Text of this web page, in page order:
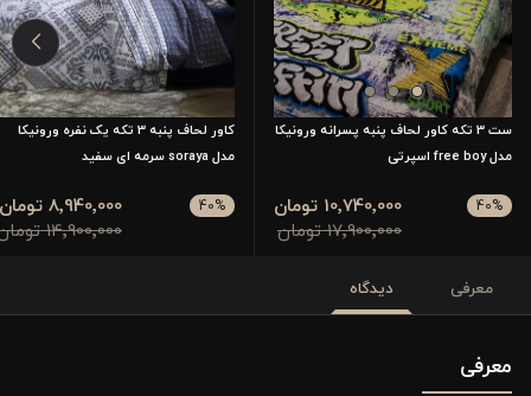
ست 3 تکه کاور لحاف پنبه پسرانه ورونیکا
مدل free boy اسپرتی
40%
17٬900٬000 تومان
10٬740٬000 تومان
کاور لحاف پنبه 3 تکه یک نفره ورونیکا
مدل soraya سرمه ای سفید
40%
14٬900٬000 تومان
8٬940٬000 تومان
معرفی دیدگاه
معرفی